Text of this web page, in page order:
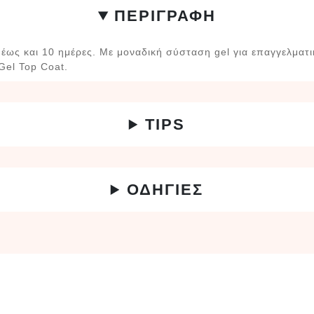
ΠΕΡΙΓΡΑΦΗ
και 10 ημέρες. Με μοναδική σύσταση gel για
Top Coat.
TIPS
ΟΔΗΓΙΕΣ